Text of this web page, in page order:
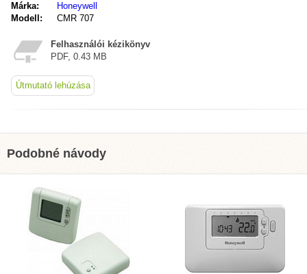
Márka:
Honeywell
Modell:
CMR 707
Felhasználói kézikönyv
PDF, 0.43 MB
Útmutató lehúzása
Podobné návody